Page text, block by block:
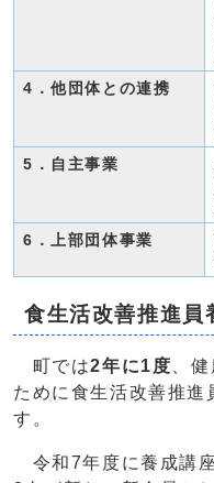
4．他団体との連携
5．自主事業
6．上部団体事業
食生活改善推進員
町では2年に1度 、
ために食生活改善推進
す。
令和7年度に養成講